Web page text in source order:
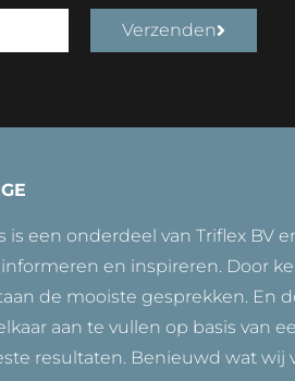
Verzenden
is een onderdeel van Triflex BV
en inspireren. Door
de mooiste gesprekken. En
aan te vullen op basis van
resultaten. Benieuwd wat wij